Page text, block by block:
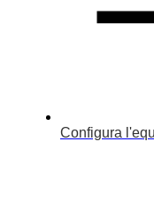
Configura